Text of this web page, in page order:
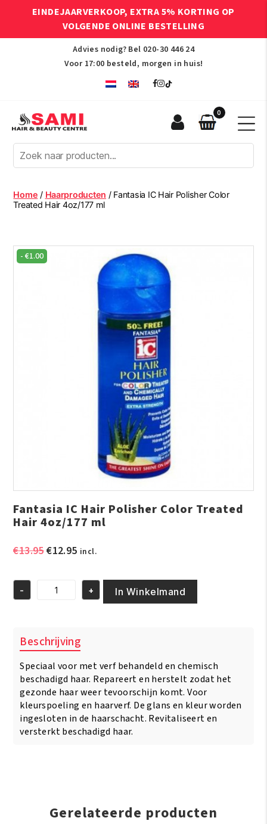
EINDEJAARVERKOOP, EXTRA 5% KORTING OP
VOLGENDE ONLINE BESTELLING
Advies nodig? Bel 020-30 446 24
Voor 17:00 besteld, morgen in huis!
Afro
Hair
Beauty
Centre
0
Home / Haarproducten / Fantasia IC Hair Polisher Color
Treated Hair 4oz/177 ml
-€1.00
Fantasia IC Hair Polisher Color Treated
Hair 4oz/177 ml
€13.95Oorspronkelijke
€13.95.
€12.95Huidige
is:
€12.95.
incl.
Fantasia
Color
Treated
Hair
4oz/177
ml
aantal
- + In Winkelmand
Beschrijving
Speciaal voor met verf behandeld en chemisch
beschadigd haar. Repareert en herstelt zodat het
gezonde haar weer tevoorschijn komt. Voor
kleurspoeling en haarverf. De glans en kleur worden
ingesloten in de haarschacht. Revitaliseert en
versterkt beschadigd haar.
Gerelateerde producten